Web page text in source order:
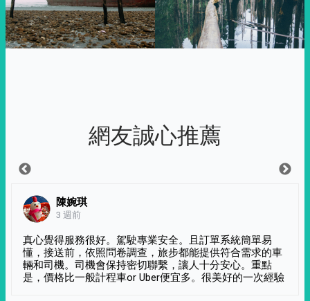
網友誠心推薦
陳婉琪
3 週前
真心覺得服務很好。駕駛專業安全。且訂單系統簡單易
懂，接送前，依照問卷調查，旅步都能提供符合需求的車
輛和司機。司機會保持密切聯繫，讓人十分安心。重點
是，價格比一般計程車or Uber便宜多。很美好的一次經驗